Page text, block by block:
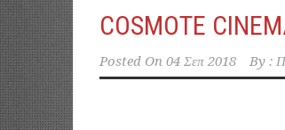
COSMOTE
Posted On 04 Σεπ 2018 By :